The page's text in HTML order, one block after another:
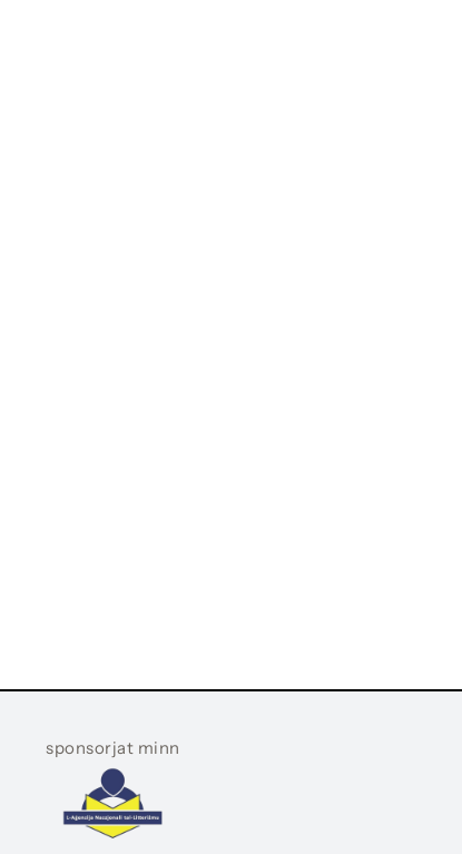
sponsorjat minn